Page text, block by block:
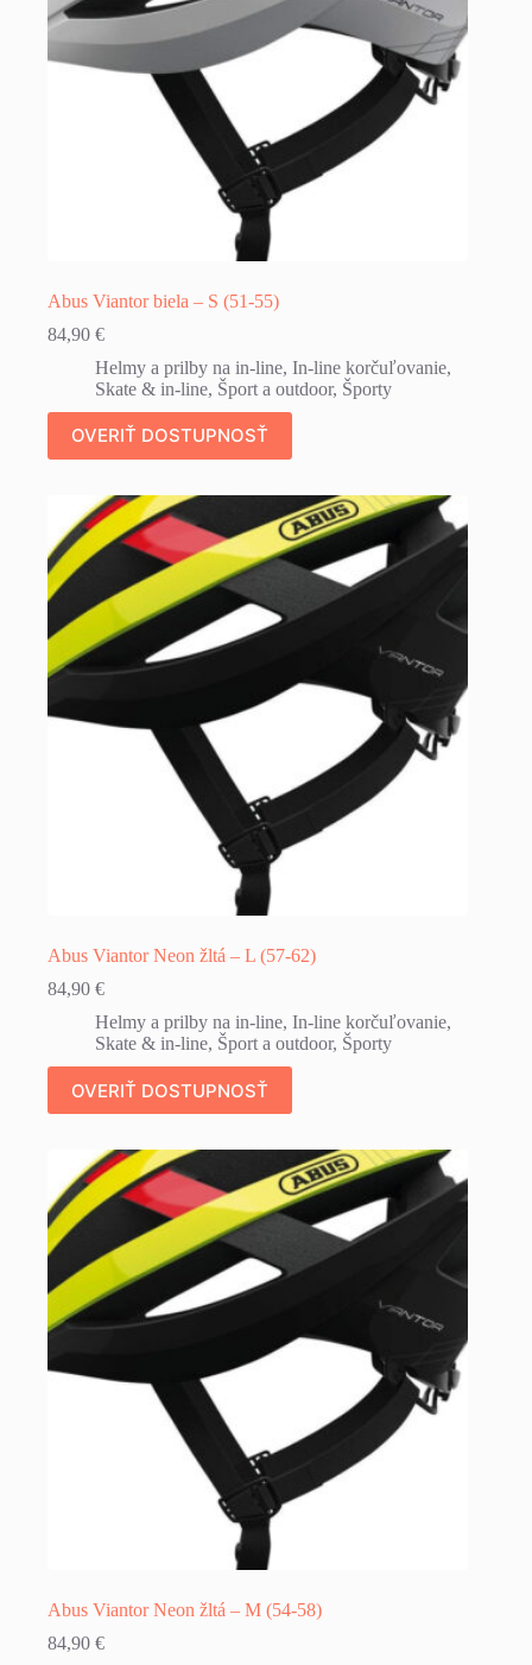
Abus Viantor biela – S (51-55)
84,90 €
Helmy a prilby na in-line, In-line korčuľovanie,
Skate & in-line, Šport a outdoor, Športy
OVERIŤ DOSTUPNOSŤ
Abus Viantor Neon žltá – L (57-62)
84,90 €
Helmy a prilby na in-line, In-line korčuľovanie,
Skate & in-line, Šport a outdoor, Športy
OVERIŤ DOSTUPNOSŤ
Abus Viantor Neon žltá – M (54-58)
84,90 €